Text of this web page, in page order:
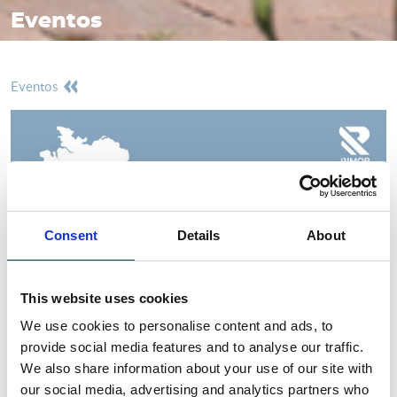
Consent Details About
This website uses cookies
We use cookies to personalise content and ads, to
provide social media features and to analyse our traffic.
We also share information about your use of our site with
our social media, advertising and analytics partners who
Eventos
eventos
Caravan Salon Dusseldorf 2022
Hallo Düsseldorf! Este año estaremos presentes, cada vez más